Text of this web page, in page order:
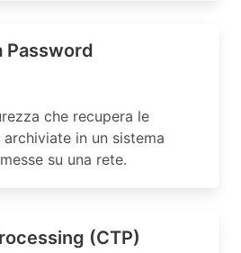
Password
che recupera le
in un sistema
su una rete.
(CTP)